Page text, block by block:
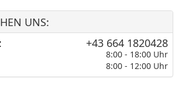
UNS:
+43 664 1820428
8:00 - 18:00 Uhr
8:00 - 12:00 Uhr